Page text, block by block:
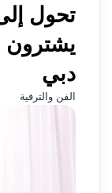
تحول
يشترون
دبي
الفن والترفية